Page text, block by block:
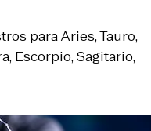
para Aries, Tauro,
Escorpio, Sagitario,